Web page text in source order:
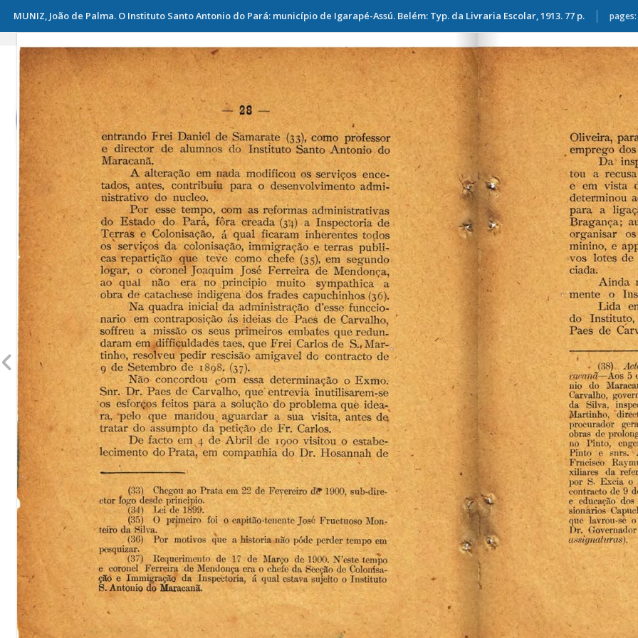
MUNIZ, João de Palma. O Instituto Santo Antonio do Pará: município de Igarapé-Assú. Belém: Typ. da Livraria Escolar, 1913. 77 p. pages: